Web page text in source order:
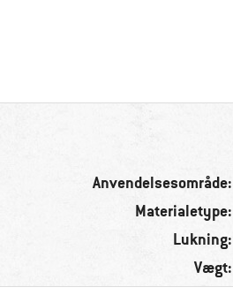
Anvendelsesområde:
Materialetype:
Lukning:
Vægt: